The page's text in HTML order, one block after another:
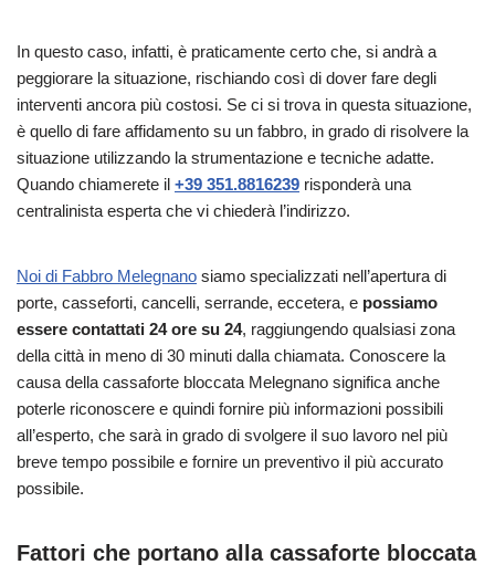
In questo caso, infatti, è praticamente certo che, si andrà a
peggiorare la situazione, rischiando così di dover fare degli
interventi ancora più costosi. Se ci si trova in questa situazione,
è quello di fare affidamento su un fabbro, in grado di risolvere la
situazione utilizzando la strumentazione e tecniche adatte.
Quando chiamerete il +39 351.8816239 risponderà una
centralinista esperta che vi chiederà l’indirizzo.
Noi di Fabbro Melegnano siamo specializzati nell’apertura di
porte, casseforti, cancelli, serrande, eccetera, e possiamo
essere contattati 24 ore su 24, raggiungendo qualsiasi zona
della città in meno di 30 minuti dalla chiamata. Conoscere la
causa della cassaforte bloccata Melegnano significa anche
poterle riconoscere e quindi fornire più informazioni possibili
all’esperto, che sarà in grado di svolgere il suo lavoro nel più
breve tempo possibile e fornire un preventivo il più accurato
possibile.
Fattori che portano alla cassaforte bloccata